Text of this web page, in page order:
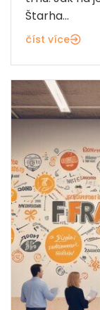
Štarha...
číst více